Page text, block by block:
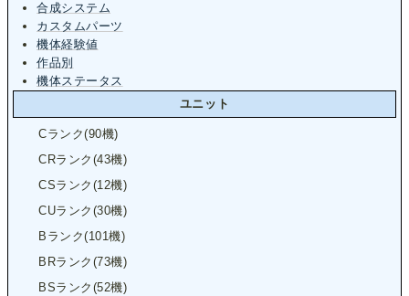
合成システム
カスタムパーツ
機体経験値
作品別
機体ステータス
ユニット
Cランク(90機)
CRランク(43機)
CSランク(12機)
CUランク(30機)
Bランク(101機)
BRランク(73機)
BSランク(52機)